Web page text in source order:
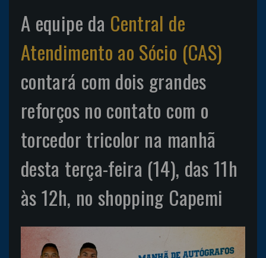
A equipe da Central de
Atendimento ao Sócio (CAS)
contará com dois grandes
reforços no contato com o
torcedor tricolor na manhã
desta terça-feira (14), das 11h
às 12h, no shopping Capemi